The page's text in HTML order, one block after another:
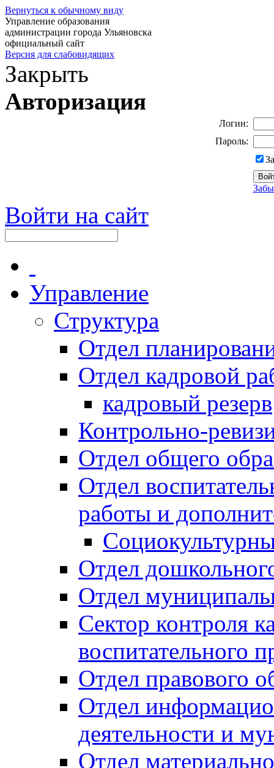
Вернуться к обычному виду
Управление образования
администрации города Ульяновска
официальный сайт
Версия для слабовидящих
Закрыть
Авторизация
Логин:
Пароль:
Войти на сайт
Управление
Структура
Отдел
Отдел кадровой
кадровый резерв
Контрольно-
Отдел общего
Отдел
работы и
Отдел
Отдел
Сектор контроля
воспитательного
Отдел правового
Отдел
деятельности и
Отдел